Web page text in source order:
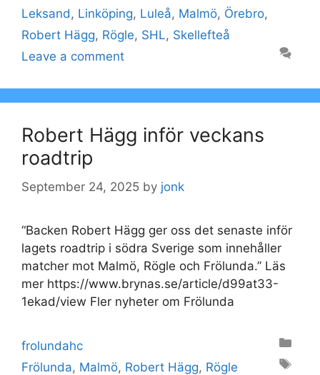
Leksand, Linköping, Luleå, Malmö, Örebro,
Robert Hägg, Rögle, SHL, Skellefteå
Leave a comment
Robert Hägg inför veckans
roadtrip
September 24, 2025 by jonk
“Backen Robert Hägg ger oss det senaste inför
lagets roadtrip i södra Sverige som innehåller
matcher mot Malmö, Rögle och Frölunda.” Läs
mer https://www.brynas.se/article/d99at33-
1ekad/view Fler nyheter om Frölunda
Categories
frolundahc
Tags
Frölunda, Malmö, Robert Hägg, Rögle